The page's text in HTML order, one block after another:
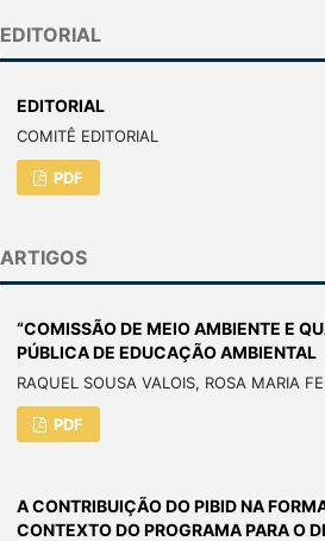
EDITORIAL
EDITORIAL
COMITÊ EDITORIAL
PDF
ARTIGOS
“COMISSÃO DE MEIO AMBIENTE E
PÚBLICA DE EDUCAÇÃO AMBIENTAL
RAQUEL SOUSA VALOIS, ROSA MARIA
PDF
A CONTRIBUIÇÃO DO PIBID NA
CONTEXTO DO PROGRAMA PARA O